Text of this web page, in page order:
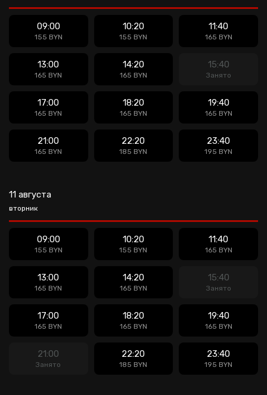
09:00
155 BYN
10:20
155 BYN
11:40
165 BYN
13:00
165 BYN
14:20
165 BYN
15:40
Занято
17:00
165 BYN
18:20
165 BYN
19:40
165 BYN
21:00
165 BYN
22:20
185 BYN
23:40
195 BYN
11 августа
вторник
09:00
155 BYN
10:20
155 BYN
11:40
165 BYN
13:00
165 BYN
14:20
165 BYN
15:40
Занято
17:00
165 BYN
18:20
165 BYN
19:40
165 BYN
21:00
Занято
22:20
185 BYN
23:40
195 BYN